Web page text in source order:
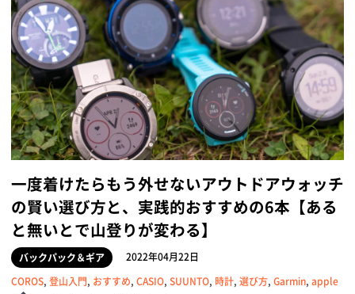
一度着けたらもう外せないアウトドアウォッチ
の賢い選び方と、実践的おすすめの6本【ある
と無いとで山登りが変わる】
バックパック＆ギア
2022年04月22日
COROS, 登山入門, おすすめ, CASIO, SUUNTO, 時計, 選び方, Garmin, apple